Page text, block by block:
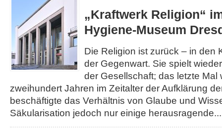
„Kraftwerk Religion“
Hygiene-Museum
Die Religion ist zurück – in den
der Gegenwart. Sie spielt
der Gesellschaft; das letzte Mal
zweihundert Jahren im Zeitalter der Aufklärung
beschäftigte das Verhältnis von Glaube und
Säkularisation jedoch nur einige